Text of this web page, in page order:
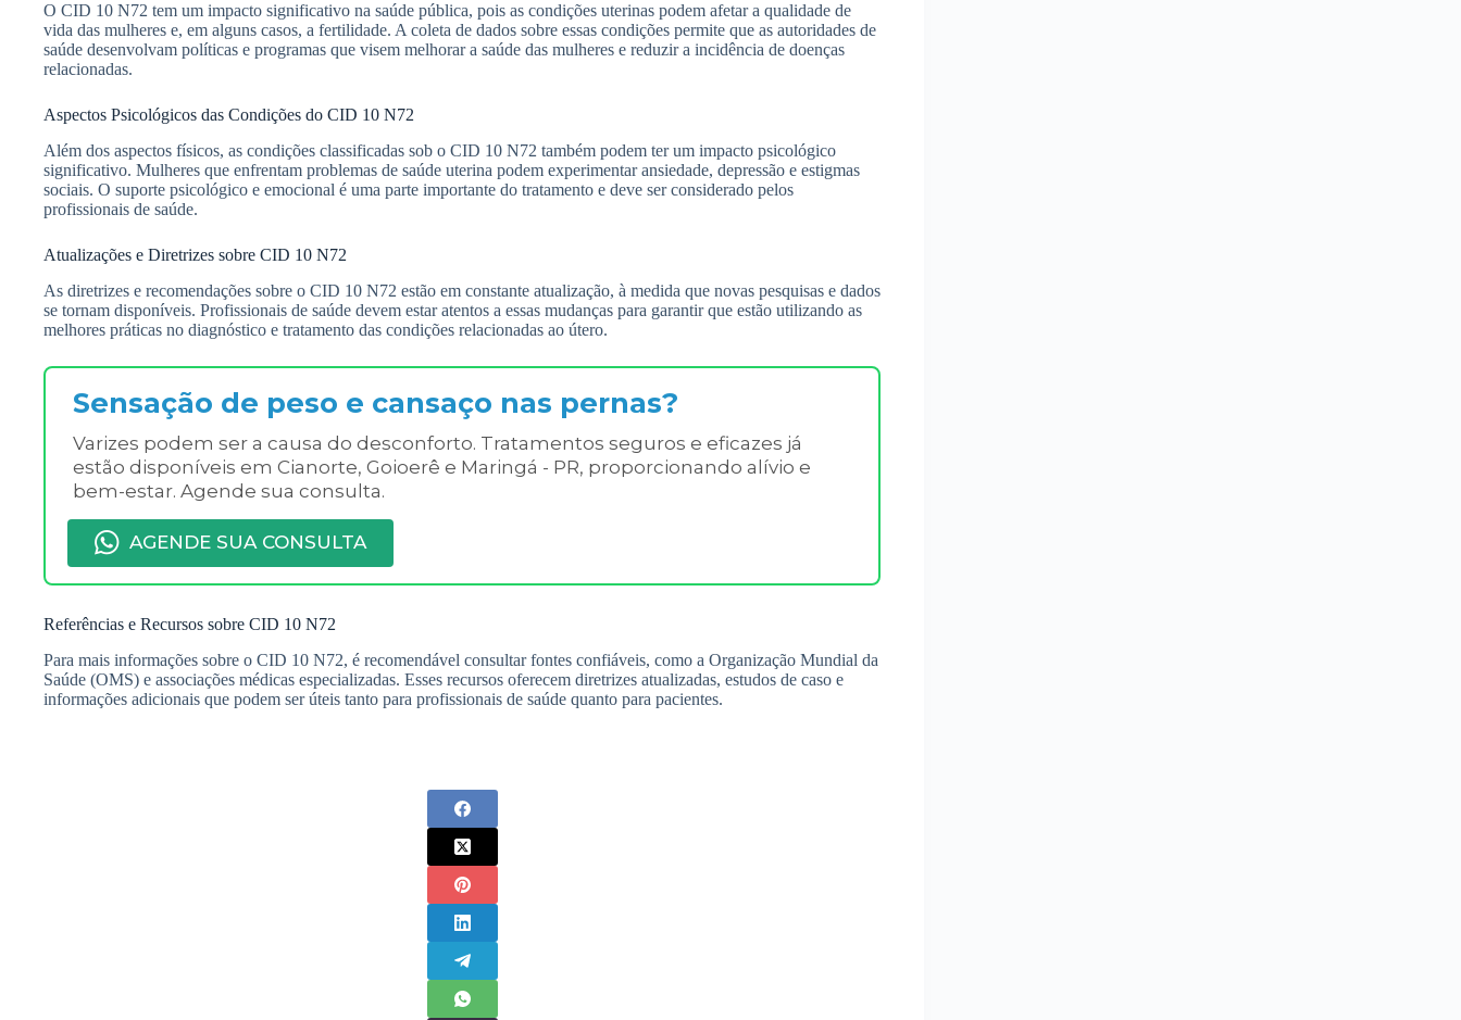
O CID 10 N72 tem um impacto significativo na saúde pública, pois as condições uterinas podem afetar a qualidade de
vida das mulheres e, em alguns casos, a fertilidade. A coleta de dados sobre essas condições permite que as autoridades de
saúde desenvolvam políticas e programas que visem melhorar a saúde das mulheres e reduzir a incidência de doenças
relacionadas.
Aspectos Psicológicos das Condições do CID 10 N72
Além dos aspectos físicos, as condições classificadas sob o CID 10 N72 também podem ter um impacto psicológico
significativo. Mulheres que enfrentam problemas de saúde uterina podem experimentar ansiedade, depressão e estigmas
sociais. O suporte psicológico e emocional é uma parte importante do tratamento e deve ser considerado pelos
profissionais de saúde.
Atualizações e Diretrizes sobre CID 10 N72
As diretrizes e recomendações sobre o CID 10 N72 estão em constante atualização, à medida que novas pesquisas e dados
se tornam disponíveis. Profissionais de saúde devem estar atentos a essas mudanças para garantir que estão utilizando as
melhores práticas no diagnóstico e tratamento das condições relacionadas ao útero.
Sensação de peso e cansaço nas pernas?
Varizes podem ser a causa do desconforto. Tratamentos seguros e eficazes já
estão disponíveis em Cianorte, Goioerê e Maringá - PR, proporcionando alívio e
bem-estar. Agende sua consulta.
AGENDE SUA CONSULTA
Referências e Recursos sobre CID 10 N72
Para mais informações sobre o CID 10 N72, é recomendável consultar fontes confiáveis, como a Organização Mundial da
Saúde (OMS) e associações médicas especializadas. Esses recursos oferecem diretrizes atualizadas, estudos de caso e
informações adicionais que podem ser úteis tanto para profissionais de saúde quanto para pacientes.